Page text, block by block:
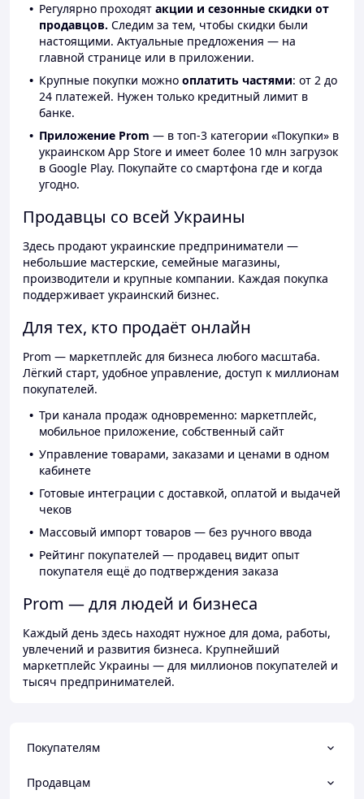
Регулярно проходят акции и сезонные скидки от
продавцов. Следим за тем, чтобы скидки были
настоящими. Актуальные предложения — на
главной странице или в приложении.
Крупные покупки можно оплатить частями: от 2 до
24 платежей. Нужен только кредитный лимит в
банке.
Приложение Prom — в топ-3 категории «Покупки» в
украинском App Store и имеет более 10 млн загрузок
в Google Play. Покупайте со смартфона где и когда
угодно.
Продавцы со всей Украины
Здесь продают украинские предприниматели —
небольшие мастерские, семейные магазины,
производители и крупные компании. Каждая покупка
поддерживает украинский бизнес.
Для тех, кто продаёт онлайн
Prom — маркетплейс для бизнеса любого масштаба.
Лёгкий старт, удобное управление, доступ к миллионам
покупателей.
Три канала продаж одновременно: маркетплейс,
мобильное приложение, собственный сайт
Управление товарами, заказами и ценами в одном
кабинете
Готовые интеграции с доставкой, оплатой и выдачей
чеков
Массовый импорт товаров — без ручного ввода
Рейтинг покупателей — продавец видит опыт
покупателя ещё до подтверждения заказа
Prom — для людей и бизнеса
Каждый день здесь находят нужное для дома, работы,
увлечений и развития бизнеса. Крупнейший
маркетплейс Украины — для миллионов покупателей и
тысяч предпринимателей.
Покупателям
Продавцам